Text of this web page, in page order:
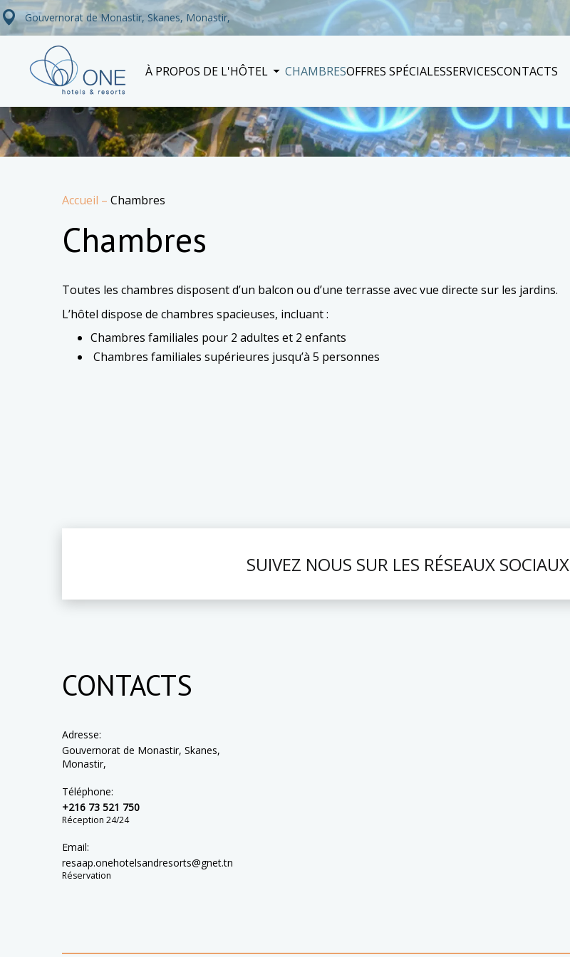
Gouvernorat de Monastir, Skanes, Monastir,
À PROPOS DE L'HÔTEL CHAMBRESOFFRES SPÉCIALESSERVICESCONTACTS
Accueil – Chambres
Chambres
Toutes les chambres disposent d’un balcon ou d’une terrasse avec vue directe sur les jardins.
L’hôtel dispose de chambres spacieuses, incluant :
Chambres familiales pour 2 adultes et 2 enfants
Chambres familiales supérieures jusqu’à 5 personnes
SUIVEZ NOUS SUR LES RÉSEAUX SOCIAUX
CONTACTS
Adresse:
Gouvernorat de Monastir, Skanes,
Monastir,
Téléphone:
+216 73 521 750
Réception 24/24
Email:
resaap.onehotelsandresorts@gnet.tn
Réservation